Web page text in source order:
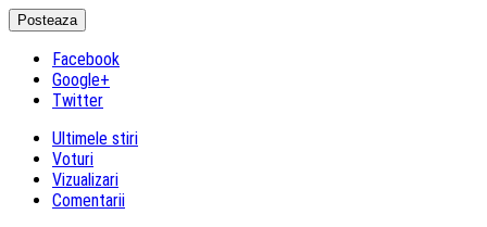
Facebook
Google+
Twitter
Ultimele stiri
Voturi
Vizualizari
Comentarii